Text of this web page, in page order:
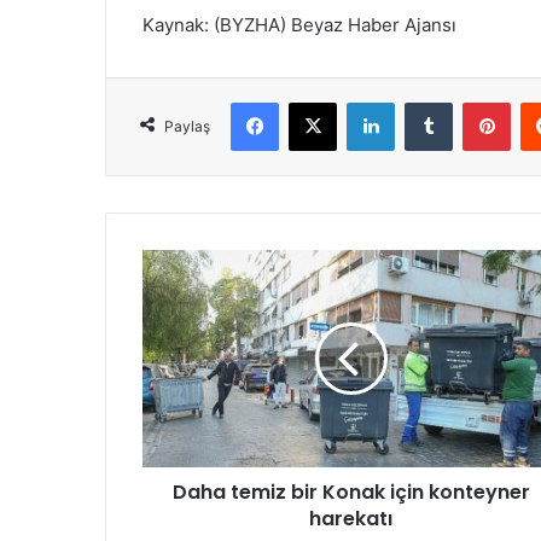
Kaynak: (BYZHA) Beyaz Haber Ajansı
Paylaş
D
a
h
a
t
e
m
i
z
Daha temiz bir Konak için konteyner
harekatı